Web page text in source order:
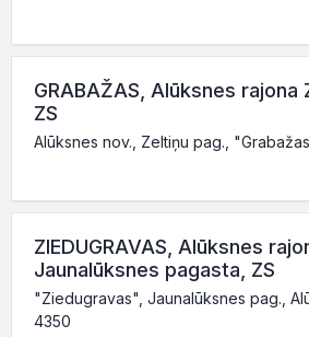
GRABAŽAS, Alūksnes rajona
ZS
Alūksnes nov., Zeltiņu pag.,
ZIEDUGRAVAS, Alūksnes
Jaunalūksnes pagasta, ZS
"Ziedugravas", Jaunalūksnes pag.,
4350